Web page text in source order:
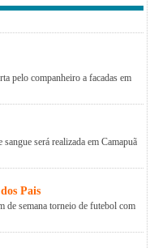
pelo companheiro a facadas em
sangue será realizada em Camapuã
Pais
de semana torneio de futebol com